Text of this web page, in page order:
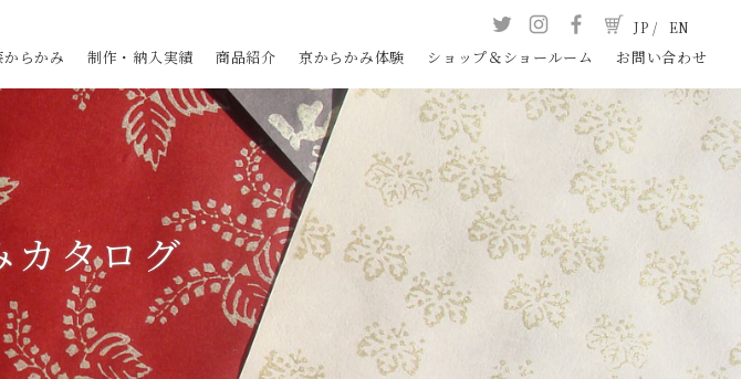
からかみ 制作・納入実績 商品紹介 京からかみ体験 ショップ＆ショールーム お問い合わせ
JP / EN
カタログ